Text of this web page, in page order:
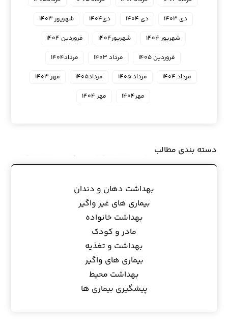
دی ۱۴۰۳
دی ۱۴۰۴ دی۱۴۰۴
شهریور ۱۴۰۳
شهریور ۱۴۰۴
شهریور۱۴۰۴
فروردین ۱۴۰۴
فروردین ۱۴۰۵
مرداد ۱۴۰۳
مرداد۱۴۰۴
مرداد ۱۴۰۴
مرداد ۱۴۰۵ مرداد۱۴۰۵
مهر ۱۴۰۳
مهر۱۴۰۴
مهر ۱۴۰۴
دسته بندی مطالب
بهداشت دهان و دندان
بیماری های غیر واگیر
بهداشت خانواده
مادر و کودک
بهداشت و تغذیه
بیماری های واگیر
بهداشت محیط
پیشگیری بیماری ها